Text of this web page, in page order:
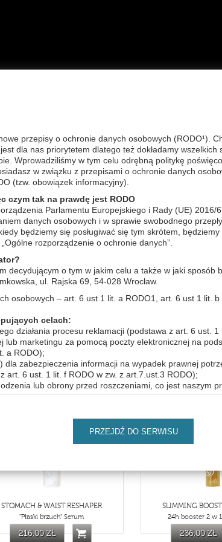
przepisy o ochronie danych osobowych (RODO¹).
dla nas priorytetem dlatego też dokładamy
Wprowadziliśmy w tym celu odrębną politykę
w związku z przepisami o ochronie danych
(tzw. obowiązek informacyjny).
czym tak na prawdę jest RODO
Parlamentu Europejskiego i Rady (UE)
danych osobowych i w sprawie swobodnego
będziemy się posługiwać się tym skrótem,
rozporządzenie o ochronie danych”.
decydującym o tym w jakim celu a także w jaki sposób
ul. Rajska 69, 54-028 Wrocław.
osobowych – art. 6 ust 1 lit. a RODO1, art. 6 ust 1 lit.
celach:
działania procesu reklamacji (podstawa z art. 6 ust. 1
lub marketingu za pomocą poczty elektronicznej na
a RODO);
dla zabezpieczenia informacji na wypadek prawnej
art. 6 ust. 1 lit. f RODO w zw. z art.7.ust.3 RODO);
lub obrony przed roszczeniami, co jest naszym
produktów i usług bezpośrednio (marketing
mogli je udostępnić również podmiotom z którymi
powierzenia danych dostawcom rozwiązań
przewozu towarów i osób, usługi wsparcie
usług przez podmioty przetwarzające dane,
pracownikiem Administratora. Będziemy także mogli
ciągłości działań zwłaszcza w przypadku
się w sposób ciągły ale także podmiotom
PRZEJDŹ DO SERWISU
Sortuj wg:
zobaczyć produkty w wersji dla gabinetów
produktów (znalezionych: 99)
269,00 ZŁ
INPERFECTION SERUM
"Czysta i klarowna" serum
215,00 ZŁ
SEBOMARINE
"Korektor
216,00 ZŁ
STOMACH & WAIST RESHAPER
"Płaski brzuch" Serum
236,00 ZŁ
SLIMMING
24h booster 2 w